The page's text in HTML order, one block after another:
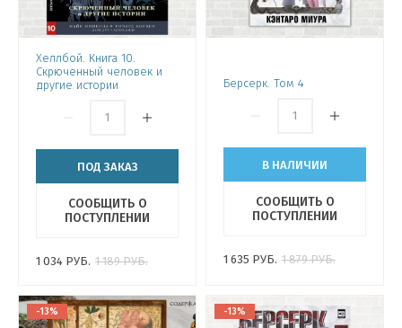
Хеллбой. Книга 10.
Скрюченный человек и
другие истории
ПОД ЗАКАЗ
СООБЩИТЬ О
ПОСТУПЛЕНИИ
1 034 РУБ. 1 189РУБ.
Берсерк. Том 4
В НАЛИЧИИ
СООБЩИТЬ О
ПОСТУПЛЕНИИ
1 635 РУБ. 1 879РУБ.
-13% -13%